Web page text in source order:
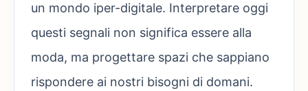
un mondo iper-digitale. Interpretare oggi
questi segnali non significa essere alla
moda, ma progettare spazi che sappiano
rispondere ai nostri bisogni di domani.